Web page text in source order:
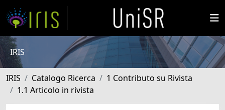
IRIS
IRIS Catalogo Ricerca
1 Contributo su Rivista
1.1 Articolo in rivista